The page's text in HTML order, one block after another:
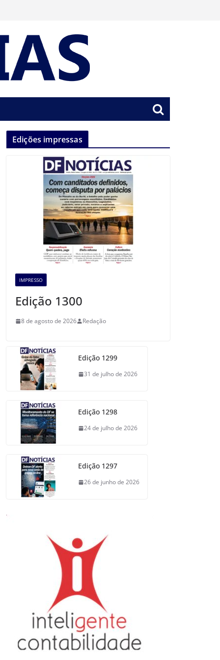
Edições impressas
IMPRESSO
Edição 1300
8 de agosto de 2026 Redação
Edição 1299
31 de julho de 2026
Edição 1298
24 de julho de 2026
Edição 1297
26 de junho de 2026